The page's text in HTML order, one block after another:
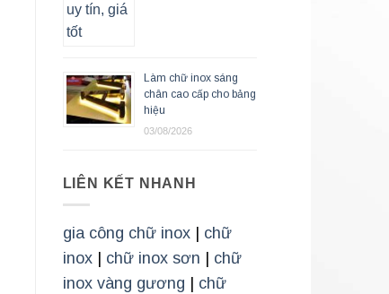
Làm chữ inox sáng
chân cao cấp cho bảng
hiệu
03/08/2026
LIÊN KẾT NHANH
gia công chữ inox| chữ
inox| chữ inox sơn
chữ
inox vàng gương
chữ